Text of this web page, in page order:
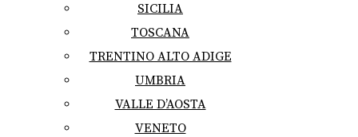
SICILIA
TOSCANA
TRENTINO ALTO ADIGE
UMBRIA
VALLE D’AOSTA
VENETO